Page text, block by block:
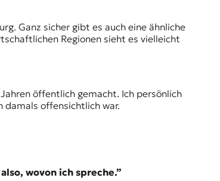
Ganz sicher gibt es auch eine ähnliche
Regionen sieht es vielleicht
öffentlich gemacht. Ich persönlich
damals offensichtlich war.
wovon ich spreche.”